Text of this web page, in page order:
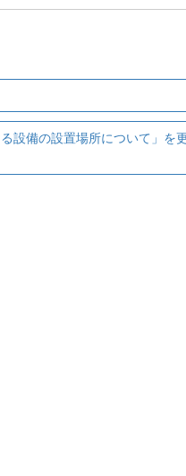
設備の設置場所について」を